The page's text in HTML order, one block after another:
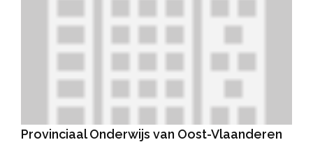
Provinciaal Onderwijs van Oost-Vlaanderen